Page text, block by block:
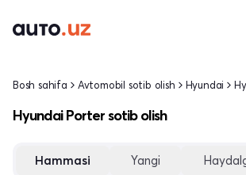
Bosh sahifa Avtomobil sotib olish Hyundai
Hyundai Porter sotib olish
Hammasi Yangi